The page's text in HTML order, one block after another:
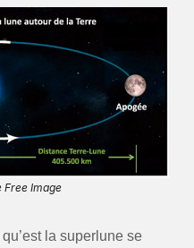
Free Image
la superlune se